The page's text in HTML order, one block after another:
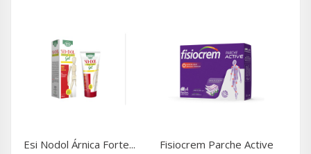
Esi Nodol Árnica Forte... Fisiocrem Parche Active